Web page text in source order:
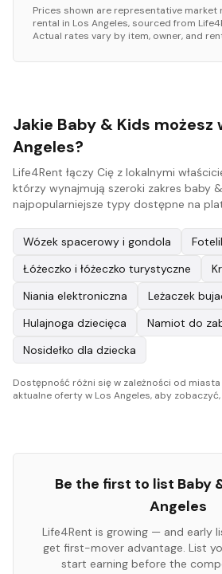
Prices shown are representative market
rental in Los Angeles, sourced from
Actual rates vary by item, owner, and
Jakie Baby & Kids możesz
Angeles?
Life4Rent łączy Cię z lokalnymi
którzy wynajmują szeroki zakres baby
najpopularniejsze typy dostępne na
Wózek spacerowy i gondola
Łóżeczko i łóżeczko turystyczne
Niania elektroniczna
Leżaczek
Hulajnoga dziecięca
Namiot do
Nosidełko dla dziecka
Dostępność różni się w zależności od miasta
aktualne oferty w Los Angeles, aby
Be the first to list Baby
Angeles
Life4Rent is growing — and early
get first-mover advantage. List
start earning before the